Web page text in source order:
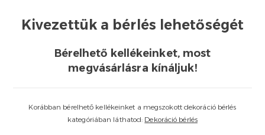
Kivezettük a bérlés lehetőségét
Bérelhető kellékeinket, most
megvásárlásra kínáljuk!
Korábban bérelhető kellékeinket a megszokott dekoráció bérlés
kategóriában láthatod: Dekoráció bérlés